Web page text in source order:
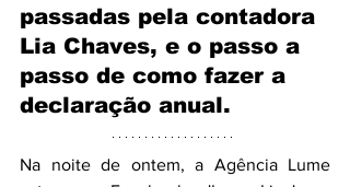
passadas pela contadora
Lia Chaves, e o passo a
passo de como fazer a
declaração anual.
Na noite de ontem, a Agência Lume